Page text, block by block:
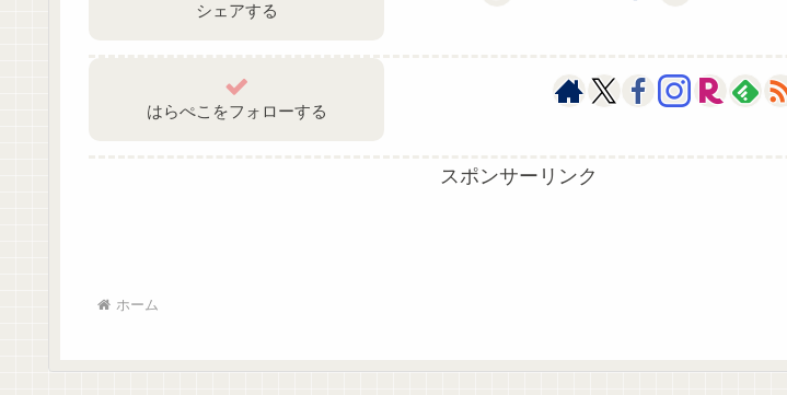
シェアする
はらぺこをフォローする
スポンサーリンク
ホーム